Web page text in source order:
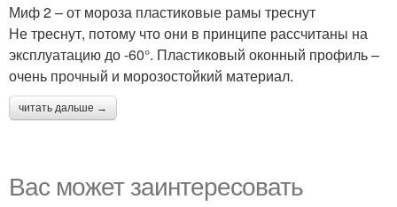
Миф 2 – от мороза пластиковые рамы треснут
Не треснут, потому что они в принципе рассчитаны на
эксплуатацию до -60°. Пластиковый оконный профиль –
очень прочный и морозостойкий материал.
читать дальше →
Вас может заинтересовать